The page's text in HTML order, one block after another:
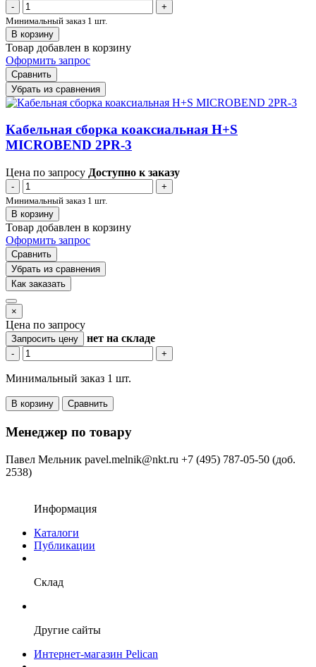
-
+
Минимальный заказ 1 шт.
В корзину
Товар добавлен в корзину
Оформить запрос
Сравнить
Убрать из сравнения
Кабельная сборка коаксиальная H+S
MICROBEND 2PR-3
Цена по запросу Доступно к заказу
-
+
Минимальный заказ 1 шт.
В корзину
Товар добавлен в корзину
Оформить запрос
Сравнить
Убрать из сравнения
Как заказать
×
Цена по запросу
Запросить цену нет на складе
- +
Минимальный заказ 1 шт.
В корзину Сравнить
Менеджер по товару
Павел Мельник pavel.melnik@nkt.ru +7 (495) 787-05-50 (доб.
2538)
Информация
Каталоги
Публикации
Склад
Другие сайты
Интернет-магазин Pelican